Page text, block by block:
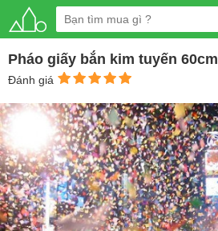
Pháo giấy bắn kim tuyến
Đánh giá